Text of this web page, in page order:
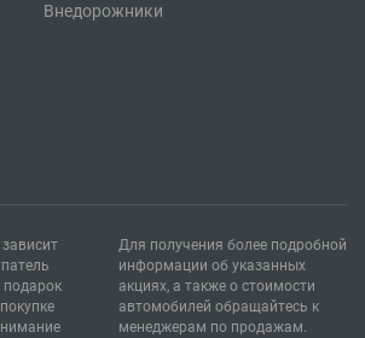
Внедорожники
Для получения более подробной
информации об указанных
акциях, а также о стоимости
автомобилей обращайтесь к
менеджерам по продажам.